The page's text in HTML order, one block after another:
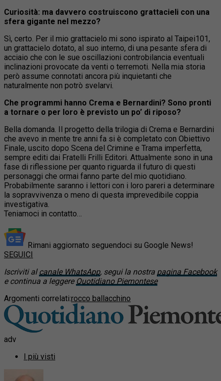
Curiosità: ma davvero costruiscono grattacieli con una
sfera gigante nel mezzo?
Sì, certo. Per il mio grattacielo mi sono ispirato al Taipei101,
un grattacielo dotato, al suo interno, di una pesante sfera di
acciaio che con le sue oscillazioni controbilancia eventuali
inclinazioni provocate da venti o terremoti. Nella mia storia
però assume connotati ancora più inquietanti che
naturalmente non potrò svelarvi.
Che programmi hanno Crema e Bernardini? Sono pronti
a tornare o per loro è previsto un po’ di riposo?
Bella domanda. Il progetto della trilogia di Crema e Bernardini
che avevo in mente tre anni fa si è completato con Obiettivo
Finale, uscito dopo Scena del Crimine e Trama imperfetta,
sempre editi dai Fratelli Frilli Editori. Attualmente sono in una
fase di riflessione per quanto riguarda il futuro di questi
personaggi che ormai fanno parte del mio quotidiano.
Probabilmente saranno i lettori con i loro pareri a determinare
la sopravvivenza o meno di questa imprevedibile coppia
investigativa.
Teniamoci in contatto…
Rimani aggiornato seguendoci su Google News!
SEGUICI
Iscriviti alcanale WhatsApp, segui la nostra pagina Facebook
e continua a leggere Quotidiano Piemontese
Argomenti correlati:rocco ballacchino
adv
I più visti